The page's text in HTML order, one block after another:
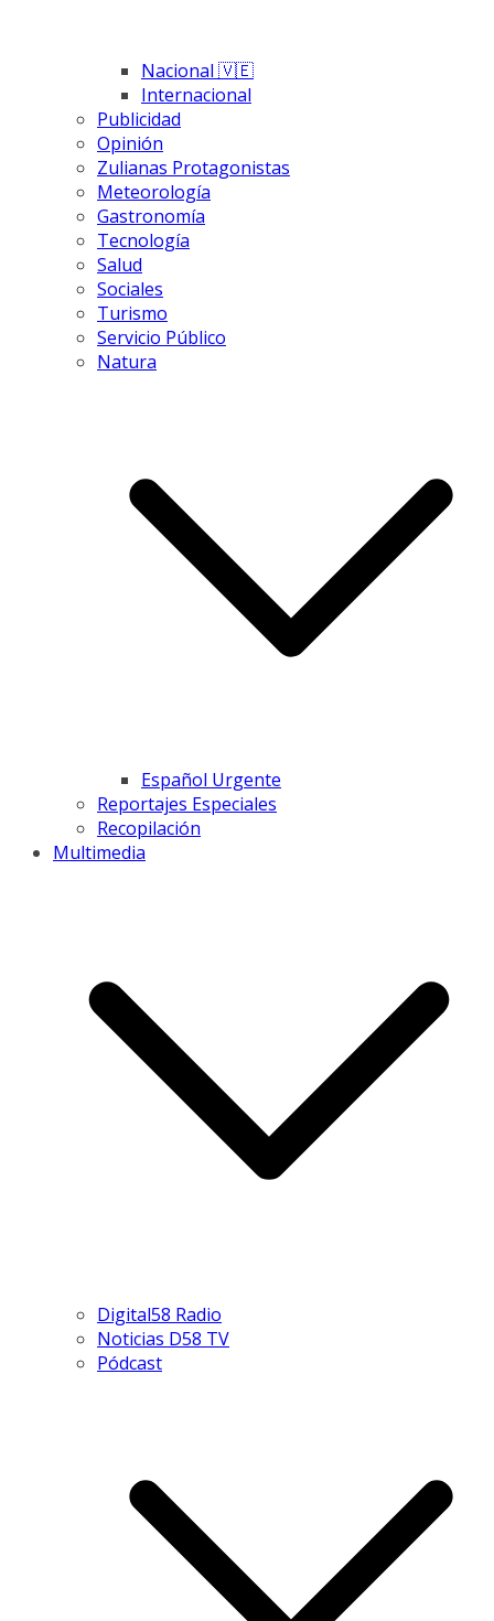
Nacional 🇻🇪
Internacional
Publicidad
Opinión
Zulianas Protagonistas
Meteorología
Gastronomía
Tecnología
Salud
Sociales
Turismo
Servicio Público
Natura
Español Urgente
Reportajes Especiales
Recopilación
Multimedia
Digital58 Radio
Noticias D58 TV
Pódcast